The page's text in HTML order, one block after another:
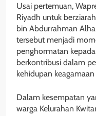
Usai pertemuan,
Riyadh untuk
bin Abdurrahman
tersebut menjadi
penghormatan
berkontribusi dalam
kehidupan
Dalam kesempatan
warga Kelurahan